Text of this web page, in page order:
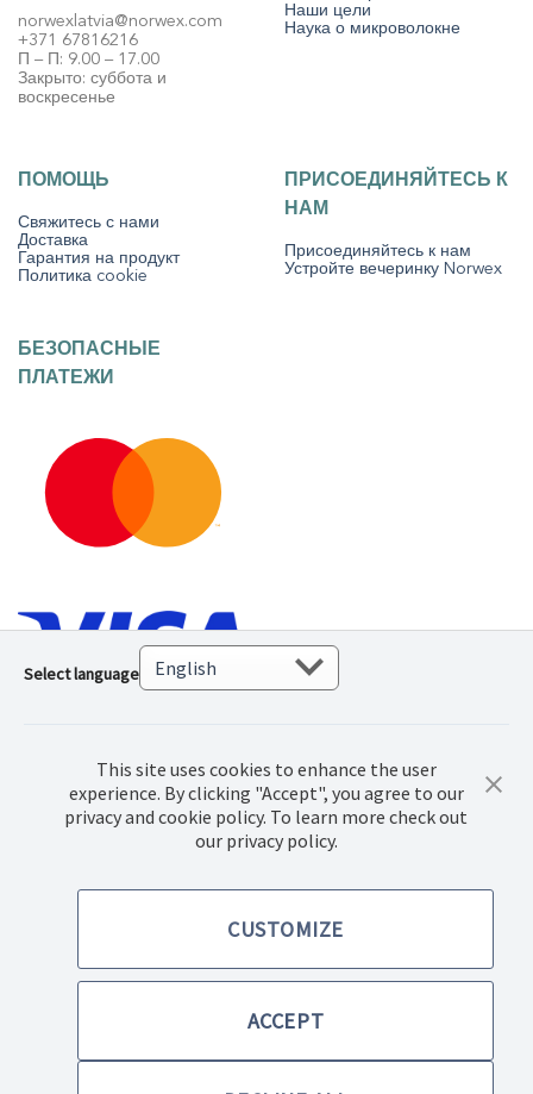
norwexlatvia@norwex.com
+371 67816216
П – П: 9.00 – 17.00
Закрыто: суббота и
воскресенье
Наши цели
Наука о микроволокне
ПОМОЩЬ
Свяжитесь с нами
Доставка
Гарантия на продукт
Политика cookie
ПРИСОЕДИНЯЙТЕСЬ К
НАМ
Присоединяйтесь к нам
Устройте вечеринку Norwex
БЕЗОПАСНЫЕ
ПЛАТЕЖИ
© 2022 Norwex Baltic SIA, Все права защищены.
Правила купли-продажи товаров
Select language
This site uses cookies to enhance the user
experience. By clicking "Accept", you agree to our
privacy and cookie policy. To learn more check out
our privacy policy.
CUSTOMIZE
ACCEPT